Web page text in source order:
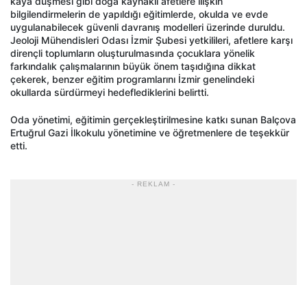
bilgilendirmelerin de yapıldığı eğitimlerde, okulda ve evde
uygulanabilecek güvenli davranış modelleri üzerinde duruldu.
Jeoloji Mühendisleri Odası İzmir Şubesi yetkilileri, afetlere karşı
dirençli toplumların oluşturulmasında çocuklara yönelik
farkındalık çalışmalarının büyük önem taşıdığına dikkat
çekerek, benzer eğitim programlarını İzmir genelindeki
okullarda sürdürmeyi hedeflediklerini belirtti.
Oda yönetimi, eğitimin gerçekleştirilmesine katkı sunan Balçova
Ertuğrul Gazi İlkokulu yönetimine ve öğretmenlere de teşekkür
etti.
- REKLAM -